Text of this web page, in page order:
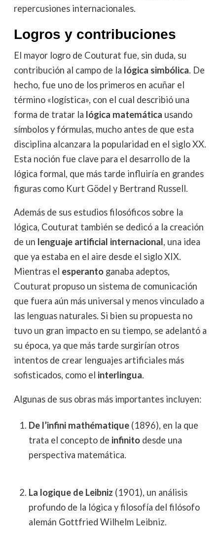
repercusiones internacionales.
Logros y contribuciones
El mayor logro de Couturat fue, sin duda, su
contribución al campo de la lógica simbólica. De
hecho, fue uno de los primeros en acuñar el
término «logística», con el cual describió una
forma de tratar la lógica matemática usando
símbolos y fórmulas, mucho antes de que esta
disciplina alcanzara la popularidad en el siglo XX.
Esta noción fue clave para el desarrollo de la
lógica formal, que más tarde influiría en grandes
figuras como Kurt Gödel y Bertrand Russell.
Además de sus estudios filosóficos sobre la
lógica, Couturat también se dedicó a la creación
de un lenguaje artificial internacional, una idea
que ya estaba en el aire desde el siglo XIX.
Mientras el esperantoganaba adeptos,
Couturat propuso un sistema de comunicación
que fuera aún más universal y menos vinculado a
las lenguas naturales. Si bien su propuesta no
tuvo un gran impacto en su tiempo, se adelantó a
su época, ya que más tarde surgirían otros
intentos de crear lenguajes artificiales más
sofisticados, como el interlingua.
Algunas de sus obras más importantes incluyen:
De l’infini mathématique(1896), en la que
trata el concepto de infinitodesde una
perspectiva matemática.
La logique de Leibniz (1901), un análisis
profundo de la lógica y filosofía del filósofo
alemán Gottfried Wilhelm Leibniz.